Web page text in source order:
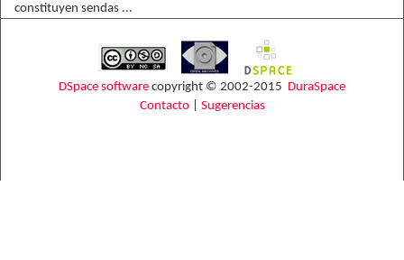
constituyen sendas ...
DSpace software copyright © 2002-2015 DuraSpace
Contacto| Sugerencias